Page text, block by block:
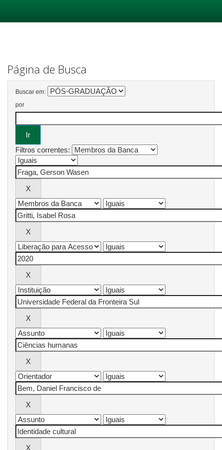
Página de Busca
Buscar em:
por
Filtros correntes: